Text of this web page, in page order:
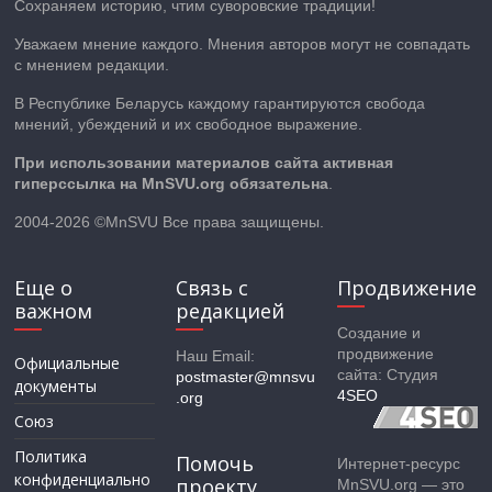
Сохраняем историю, чтим суворовские традиции!
Уважаем мнение каждого. Мнения авторов могут не совпадать
с мнением редакции.
В Республике Беларусь каждому гарантируются свобода
мнений, убеждений и их свободное выражение.
При использовании материалов сайта активная
гиперссылка на MnSVU.org обязательна
2004-2026 ©MnSVU Все права защищены.
Еще о
важном
Официальные
документы
Союз
Политика
конфиденциально
Связь с
редакцией
Наш Email:
postmaster@mnsvu
.org
Помочь
проекту
Продвижение
Создание и
продвижение
сайта: Студия
4SEO
Интернет-ресурс
MnSVU.org — это